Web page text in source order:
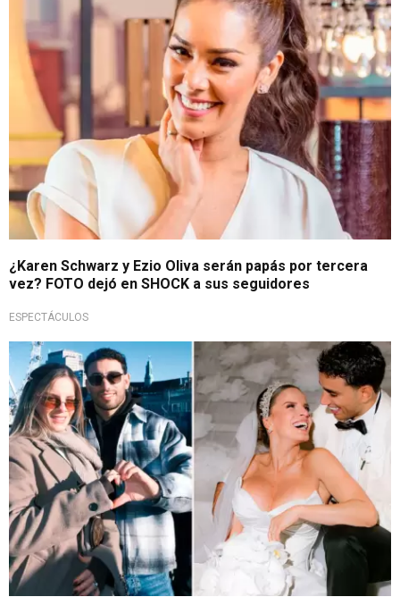
¿Karen Schwarz y Ezio Oliva serán papás por tercera
vez? FOTO dejó en SHOCK a sus seguidores
ESPECTÁCULOS
¿En la dulce espera?